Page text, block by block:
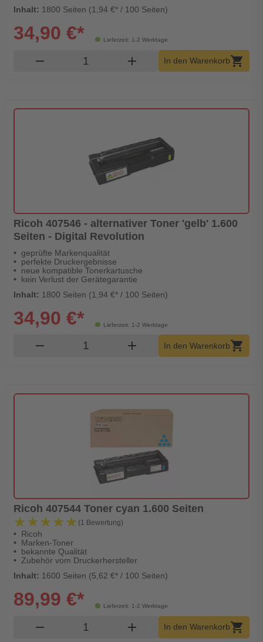
Inhalt: 1800 Seiten (1,94 €* / 100 Seiten)
Lieferzeit: 1-2 Werktage
34,90 €*
remove Produkt Warenkorb Menge
add In den Warenkorbshopping_cart
Ricoh 407546 - alternativer Toner 'gelb' 1.600
Seiten - Digital Revolution
geprüfte Markenqualität
perfekte Druckergebnisse
neue kompatible Tonerkartusche
kein Verlust der Gerätegarantie
Inhalt: 1800 Seiten (1,94 €* / 100 Seiten)
Lieferzeit: 1-2 Werktage
34,90 €*
remove Produkt Warenkorb Menge
add In den Warenkorbshopping_cart
Ricoh 407544 Toner cyan 1.600 Seiten
★★★★★
★★★★★ (1 Bewertung)
Ricoh
Marken-Toner
bekannte Qualität
Zubehör vom Druckerhersteller
Inhalt: 1600 Seiten (5,62 €* / 100 Seiten)
Lieferzeit: 1-2 Werktage
89,99 €*
remove Produkt Warenkorb Menge
add In den Warenkorbshopping_cart